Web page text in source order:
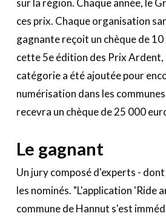
sur la région. Chaque année, le
ces prix. Chaque organisation
gagnante reçoit un chèque de
cette 5e édition des Prix Ardent,
catégorie a été ajoutée pour
numérisation dans les
recevra un chèque de 25 000
Le gagnant
Un jury composé d'experts - dont
les nominés. "L'application 'Ride
commune de Hannut s'est